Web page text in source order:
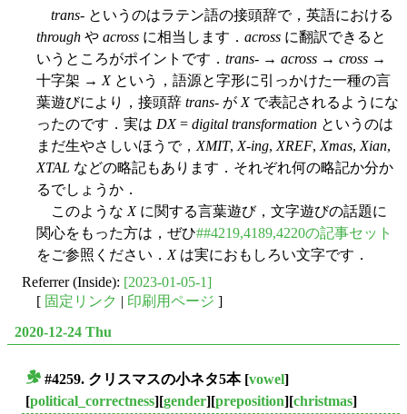
trans- というのはラテン語の接頭辞で，英語における
through や across に相当します． across に翻訳できると
いうところがポイントです． trans- → across → cross →
十字架 → Xという，語源と字形に引っかけた一種の言
葉遊びにより，接頭辞 trans- が Xで表記されるようにな
ったのです．実は DX= digital transformation というのは
まだ生やさしいほうで， XMIT, X-ing, XREF, Xmas, Xian,
XTAL などの略記もあります．それぞれ何の略記か分か
るでしょうか．
このような Xに関する言葉遊び，文字遊びの話題に
関心をもった方は，ぜひ##4219,4189,4220の記事セット
をご参照ください． Xは実におもしろい文字です．
Referrer (Inside): [2023-01-05-1]
[ 固定リンク | 印刷用ページ ]
2020-12-24 Thu
#4259. クリスマスの小ネタ5本[vowel]
[political_correctness][gender][preposition][christmas]